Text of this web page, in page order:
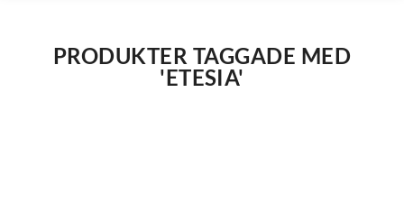
PRODUKTER TAGGADE MED
'ETESIA'